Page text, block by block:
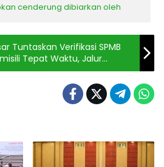
cenderung dibiarkan oleh
Tuntaskan Verifikasi SPMB
Tepat Waktu, Jalur
22 Juni